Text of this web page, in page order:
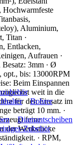
Aluminium,
Titan ·
Entlacken,
Aufrauen ·
3mm · Ø
opt., bis: 13000RPM
Beim Einspannen
weit in die
für den Einsatz im
beträgt 10 mm. ·
feine
der Werkstücke
· RPM,
Bohrer
Diamantscheiben
Zubehör